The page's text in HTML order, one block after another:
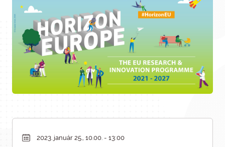
2023. január 25., 10.00. - 13:00